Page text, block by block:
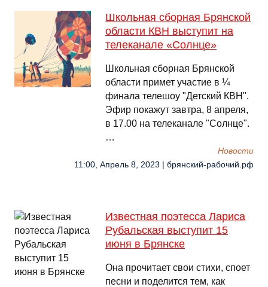
Школьная сборная Брянской
области КВН выступит на
телеканале «Солнце»
Школьная сборная Брянской
области примет участие в ¼
финала телешоу "Детский КВН".
Эфир покажут завтра, 8 апреля,
в 17.00 на телеканале "Солнце".
…
Новости
11:00, Апрель 8, 2023 | брянский-рабочий.рф
Известная поэтесса Лариса
Рубальская выступит 15
июня в Брянске
Она прочитает свои стихи, споет
песни и поделится тем, как